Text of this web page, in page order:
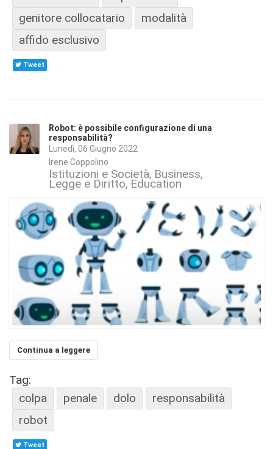
genitore collocatario
modalità
affido esclusivo
Tweet
Robot: è possibile configurazione di una
responsabilità?
Lunedì, 06 Giugno 2022
Irene Coppolino
Istituzioni e Società Business
Legge e Diritto Education
Continua a leggere
Tag:
colpa
penale dolo
responsabilità
robot
Tweet